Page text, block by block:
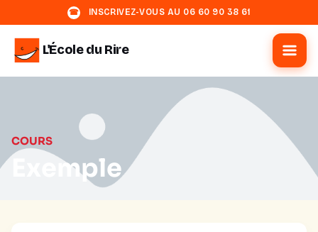
☎ INSCRIVEZ-VOUS AU 06 60 90 38 61
L'École du Rire
COURS
Exemple